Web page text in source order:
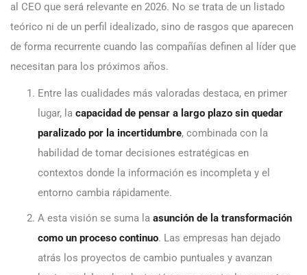
al CEO que será relevante en 2026. No se trata de un listado
teórico ni de un perfil idealizado, sino de rasgos que aparecen
de forma recurrente cuando las compañías definen al líder que
necesitan para los próximos años.
Entre las cualidades más valoradas destaca, en primer
lugar, la capacidad de pensar a largo plazo sin quedar
paralizado por la incertidumbre, combinada con la
habilidad de tomar decisiones estratégicas en
contextos donde la información es incompleta y el
entorno cambia rápidamente.
A esta visión se suma la asunción de la transformación
como un proceso continuo. Las empresas han dejado
atrás los proyectos de cambio puntuales y avanzan